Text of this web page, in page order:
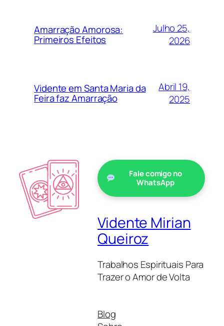
Amarração Amorosa:
Primeiros Efeitos
Julho 25,
2026
Vidente em Santa Maria da
Feira faz Amarração
Abril 19,
2025
Fale comigo no
WhatsApp
Vidente Mirian
Queiroz
Trabalhos Espirituais Para
Trazer o Amor de Volta
Blog